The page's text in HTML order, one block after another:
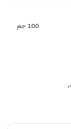
100 جم
,